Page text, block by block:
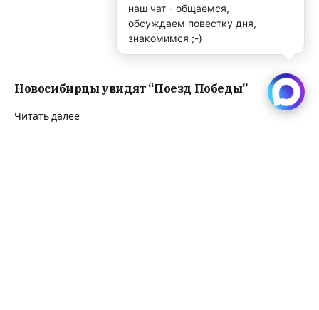
Новосибирцы увидят “Поезд Победы”
Читать далее
наш чат - общаемся,
обсуждаем повестку дня,
знакомимся ;-)